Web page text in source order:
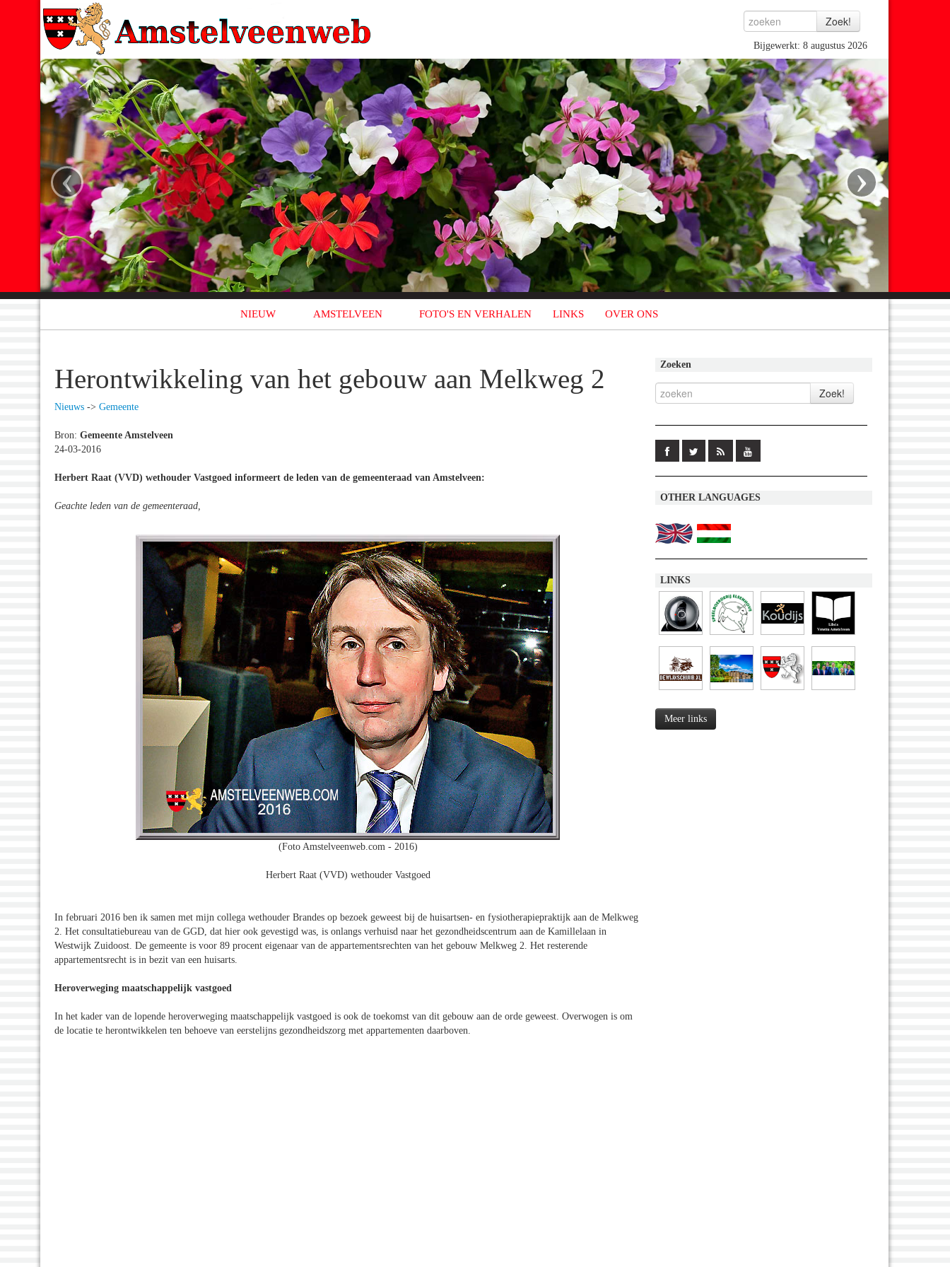
Bijgewerkt: 8 augustus 2026
‹ ›
NIEUW AMSTELVEEN FOTO'S EN VERHALEN LINKS OVER ONS
Herontwikkeling van het gebouw aan Melkweg 2
Nieuws -> Gemeente
Bron: Gemeente Amstelveen
24-03-2016
Herbert Raat (VVD) wethouder Vastgoed informeert de leden van de gemeenteraad van Amstelveen:
Geachte leden van de gemeenteraad,
(Foto Amstelveenweb.com - 2016)
Herbert Raat (VVD) wethouder Vastgoed
In februari 2016 ben ik samen met mijn collega wethouder Brandes op bezoek geweest bij de huisartsen- en fysiotherapiepraktijk aan de Melkweg
2. Het consultatiebureau van de GGD, dat hier ook gevestigd was, is onlangs verhuisd naar het gezondheidscentrum aan de Kamillelaan in
Westwijk Zuidoost. De gemeente is voor 89 procent eigenaar van de appartementsrechten van het gebouw Melkweg 2. Het resterende
appartementsrecht is in bezit van een huisarts.
Heroverweging maatschappelijk vastgoed
In het kader van de lopende heroverweging maatschappelijk vastgoed is ook de toekomst van dit gebouw aan de orde geweest. Overwogen is om
de locatie te herontwikkelen ten behoeve van eerstelijns gezondheidszorg met appartementen daarboven.
Zoeken
OTHER LANGUAGES
LINKS
Meer links